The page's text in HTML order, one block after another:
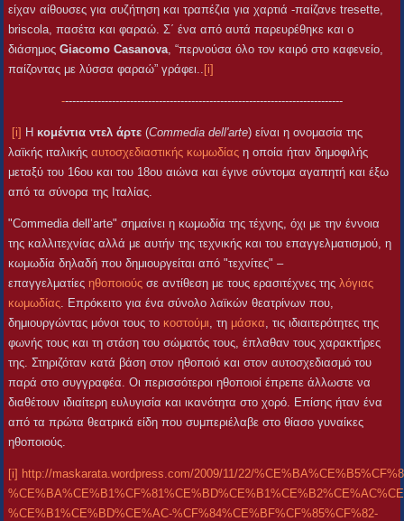
είχαν αίθουσες για συζήτηση και τραπέζια για χαρτιά -παίζανε tresette,
briscola, πασέτα και φαραώ. Σ΄ ένα από αυτά παρευρέθηκε και ο
διάσημοςGiacomo Casanova , “περνούσα όλο τον καιρό στο καφενείο,
παίζοντας με λύσσα φαραώ” γράφει..
[i]
------------------------------------------------------------------------------
[i] Η κομέντια ντελ άρτε (Commedia dell'arte) είναι η ονομασία της
λαϊκής ιταλικήςαυτοσχεδιαστικής κωμωδίας η οποία ήταν δημοφιλής
μεταξύ του 16ου και του 18ου αιώνα και έγινε σύντομα αγαπητή και έξω
από τα σύνορα της Ιταλίας.
"Commedia dell’arte" σημαίνει η κωμωδία της τέχνης, όχι με την έννοια
της καλλιτεχνίας αλλά με αυτήν της τεχνικής και του επαγγελματισμού, η
κωμωδία δηλαδή που δημιουργείται από "τεχνίτες" –
επαγγελματίεςηθοποιούς σε αντίθεση με τους ερασιτέχνες τηςλόγιας
κωμωδίας . Επρόκειτο για ένα σύνολο λαϊκών θεατρίνων που,
δημιουργώντας μόνοι τους το κοστούμι , τη μάσκα , τις ιδιαιτερότητες της
φωνής τους και τη στάση του σώματός τους, έπλαθαν τους χαρακτήρες
της. Στηριζόταν κατά βάση στον ηθοποιό και στον αυτοσχεδιασμό του
παρά στο συγγραφέα. Οι περισσότεροι ηθοποιοί έπρεπε άλλωστε να
διαθέτουν ιδιαίτερη ευλυγισία και ικανότητα στο χορό. Επίσης ήταν ένα
από τα πρώτα θεατρικά είδη που συμπεριέλαβε στο θίασο γυναίκες
ηθοποιούς.
[i] http://maskarata.wordpress.com/2009/11/22/
%CE%B1%CE%BD%CE%AC-%CF%84%CE%BF%CF%85%CF%82-